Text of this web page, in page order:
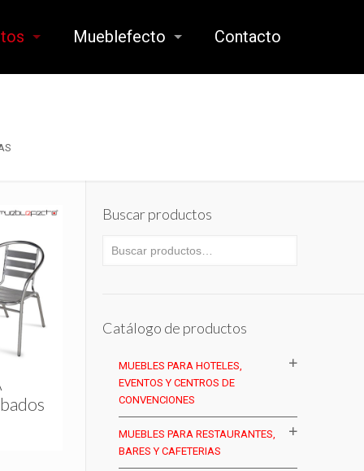
Mueblefecto Contacto
Buscar productos
Catálogo de productos
MUEBLES PARA HOTELES,
EVENTOS Y CENTROS DE
CONVENCIONES
MUEBLES PARA RESTAURANTES,
BARES Y CAFETERIAS